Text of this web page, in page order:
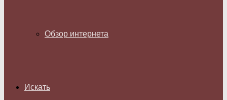
Обзор интернета
Искать